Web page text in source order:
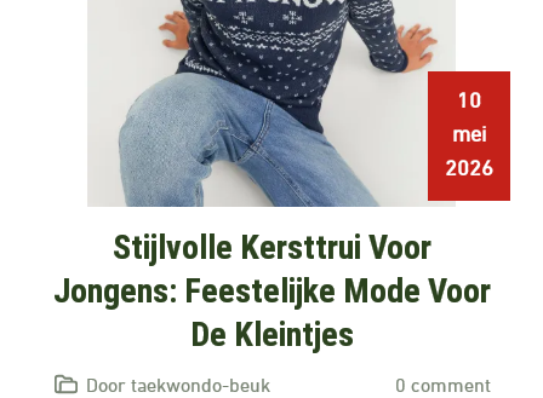
10
mei
2026
Stijlvolle Kersttrui Voor
Jongens: Feestelijke Mode Voor
De Kleintjes
Door taekwondo-beuk
0 comment